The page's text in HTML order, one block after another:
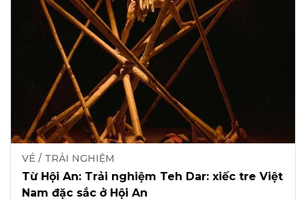
VÉ / TRẢI NGHIỆM
Từ Hội An: Trải nghiệm Teh Dar: xiếc tre Việt
Nam đặc sắc ở Hội An